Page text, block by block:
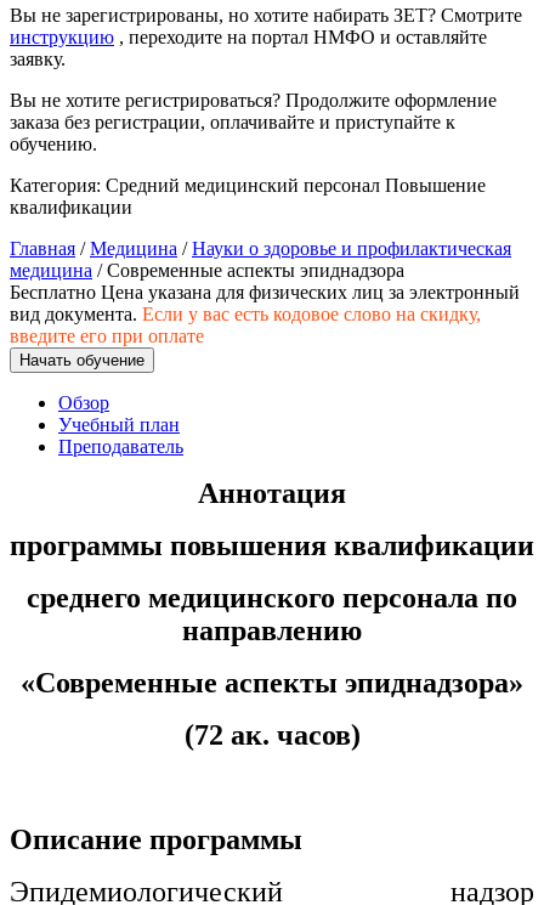
Техносферная безопасность
Безопасность труда
общественного питания в
организации
Управление административно-
хозяйственной деятельностью
Техника-технологии
Прикладная геология, горное дело,
нефтегазовое дело и геодезия
транспорта
Ядерная энергетика и технологии
Вы не зарегистрированы, но хотите набирать ЗЕТ? Смотрите
инструкцию , переходите на портал НМФО и оставляйте
заявку.
Вы не хотите регистрироваться? Продолжите оформление
заказа без регистрации, оплачивайте и приступайте к
обучению.
Категория: Средний медицинский персонал Повышение
квалификации
Главная /Медицина /Науки о здоровье и профилактическая
медицина / Современные аспекты эпиднадзора
Бесплатно Цена указана для физических лиц за электронный
вид документа. Если у вас есть кодовое слово на скидку,
введите его при оплате
Начать обучение
Обзор
Учебный план
Преподаватель
Аннотация
программы повышения квалификации
среднего медицинского персонала по
направлению
«Современные аспекты эпиднадзора»
(72 ак. часов)
Описание программы
Эпидемиологический надзор